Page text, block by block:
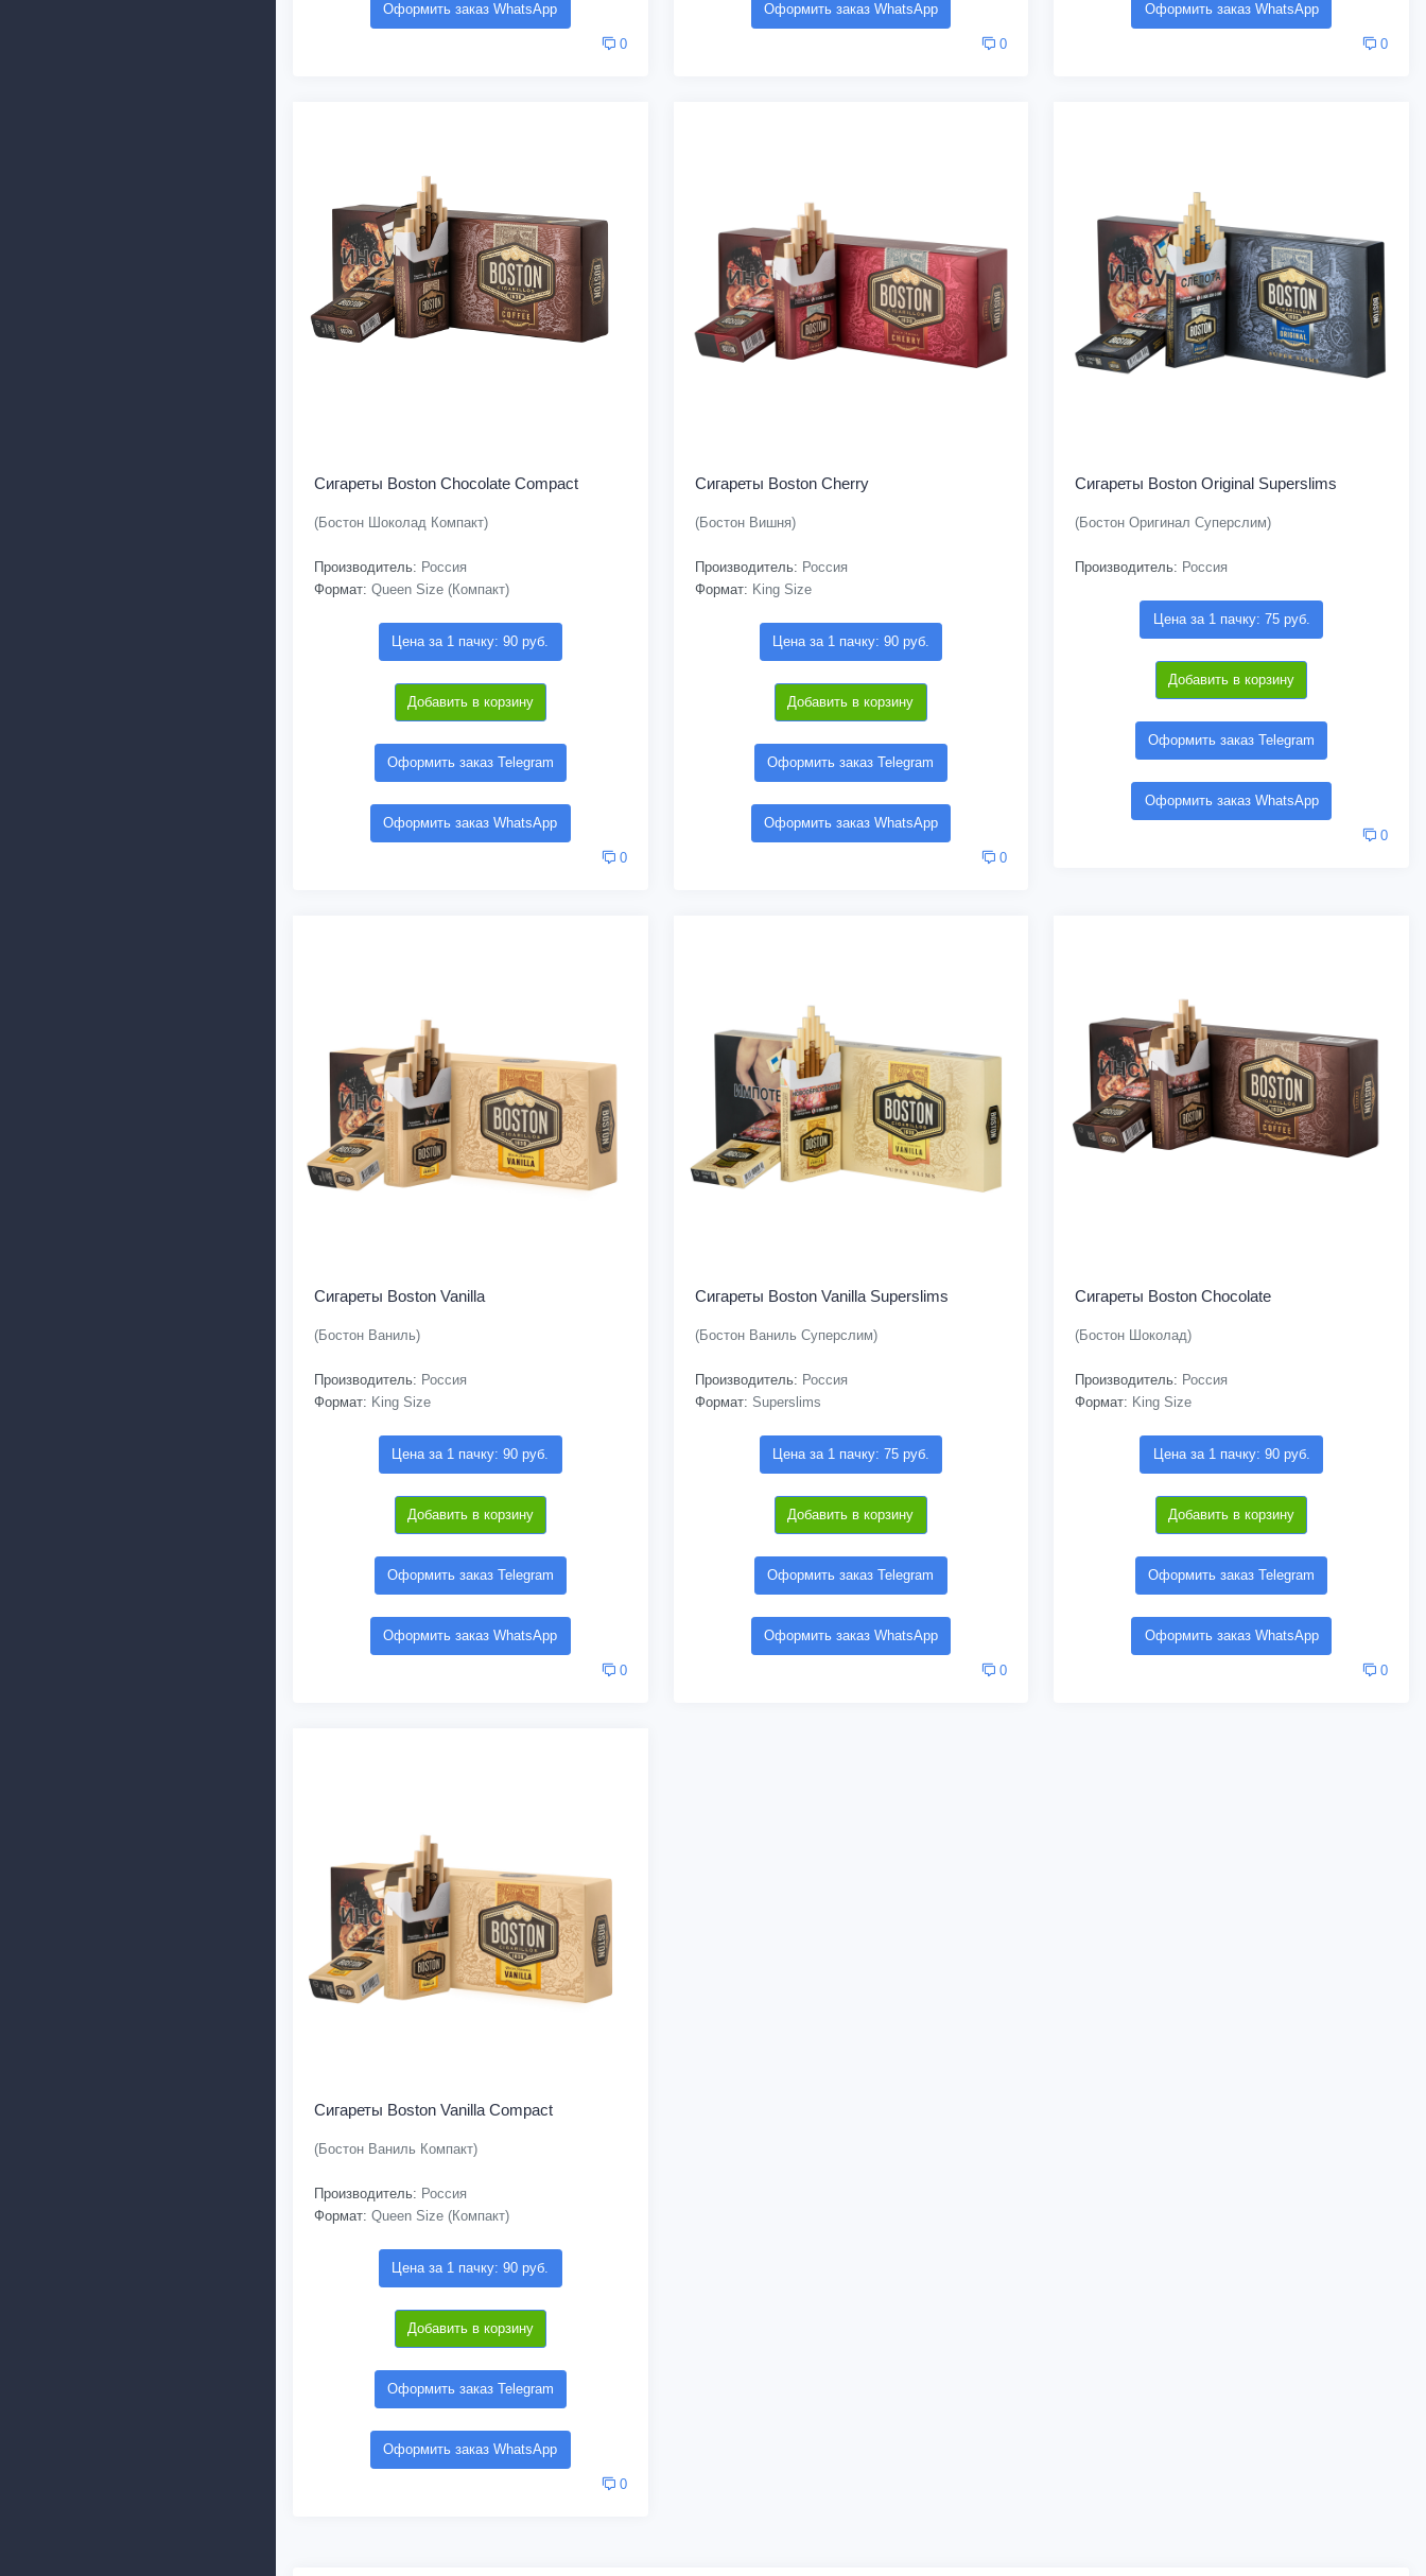
Оформить заказ WhatsApp
0
Оформить заказ WhatsApp
0
Оформить заказ WhatsApp
0
Сигареты Boston Chocolate Compact
(Бостон Шоколад Компакт)
Производитель: Россия
Формат: Queen Size (Компакт)
Цена за 1 пачку: 90 руб.
Добавить в корзину
Оформить заказ Telegram
Оформить заказ WhatsApp
0
Сигареты Boston Cherry
(Бостон Вишня)
Производитель: Россия
Формат: King Size
Цена за 1 пачку: 90 руб.
Добавить в корзину
Оформить заказ Telegram
Оформить заказ WhatsApp
0
Сигареты Boston Original Superslims
(Бостон Оригинал Суперслим)
Производитель: Россия
Цена за 1 пачку: 75 руб.
Добавить в корзину
Оформить заказ Telegram
Оформить заказ WhatsApp
0
Сигареты Boston Vanilla
(Бостон Ваниль)
Производитель: Россия
Формат: King Size
Цена за 1 пачку: 90 руб.
Добавить в корзину
Оформить заказ Telegram
Оформить заказ WhatsApp
0
Сигареты Boston Vanilla Superslims
(Бостон Ваниль Суперслим)
Производитель: Россия
Формат: Superslims
Цена за 1 пачку: 75 руб.
Добавить в корзину
Оформить заказ Telegram
Оформить заказ WhatsApp
0
Сигареты Boston Chocolate
(Бостон Шоколад)
Производитель: Россия
Формат: King Size
Цена за 1 пачку: 90 руб.
Добавить в корзину
Оформить заказ Telegram
Оформить заказ WhatsApp
0
Сигареты Boston Vanilla Compact
(Бостон Ваниль Компакт)
Производитель: Россия
Формат: Queen Size (Компакт)
Цена за 1 пачку: 90 руб.
Добавить в корзину
Оформить заказ Telegram
Оформить заказ WhatsApp
0